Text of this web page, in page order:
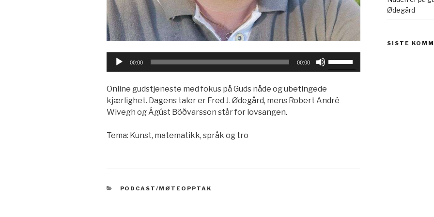
Lydavspiller
00:00 00:00
piltastene
Online gudstjeneste med fokus på Guds nåde og ubetingede
kjærlighet. Dagens taler er Fred J. Ødegård, mens Robert André
Wivegh og Ágúst Böðvarsson står for lovsangen.
Tema: Kunst, matematikk, språk og tro
KATEGORIER
PODCAST/MØTEOPPTAK
Ødegård
SISTE